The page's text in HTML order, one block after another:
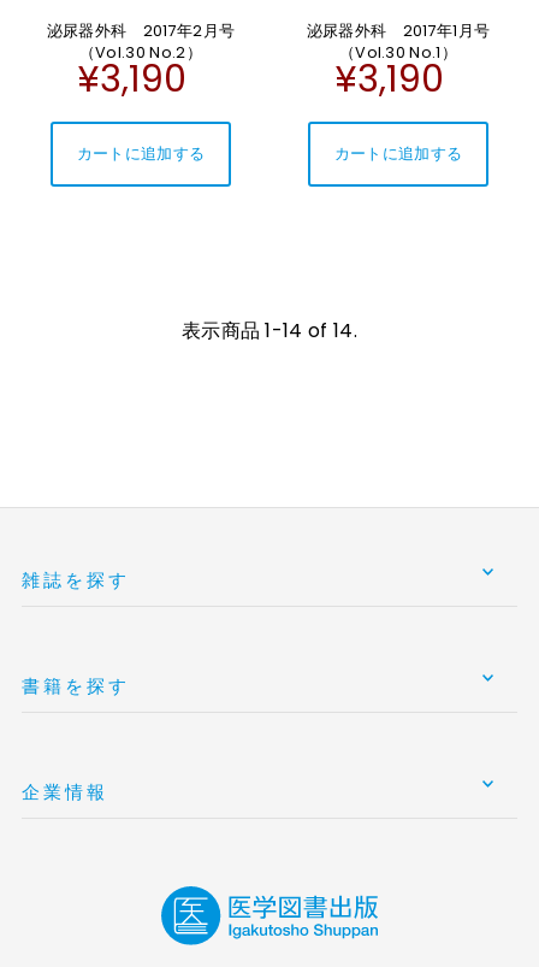
泌尿器外科 2017年2月号
（Vol.30 No.2）
¥3,190
泌尿器外科 2017年1月号
（Vol.30 No.1）
¥3,190
表示商品 1-14 of 14.
雑誌を探す
書籍を探す
企業情報